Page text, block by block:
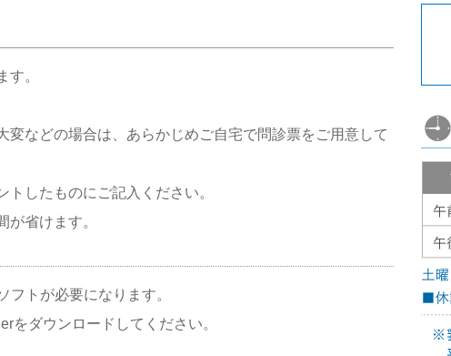
す。
などの場合は、あらかじめご自宅で問診票をご用意して
したものにご記入ください。
省けます。
トが必要になります。
をダウンロードしてください。